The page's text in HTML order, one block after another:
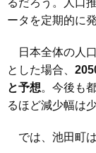
ータを定期的に
日本全体の人
とした場合、
と予想。今後も
るほど減少幅は
では、池田町は